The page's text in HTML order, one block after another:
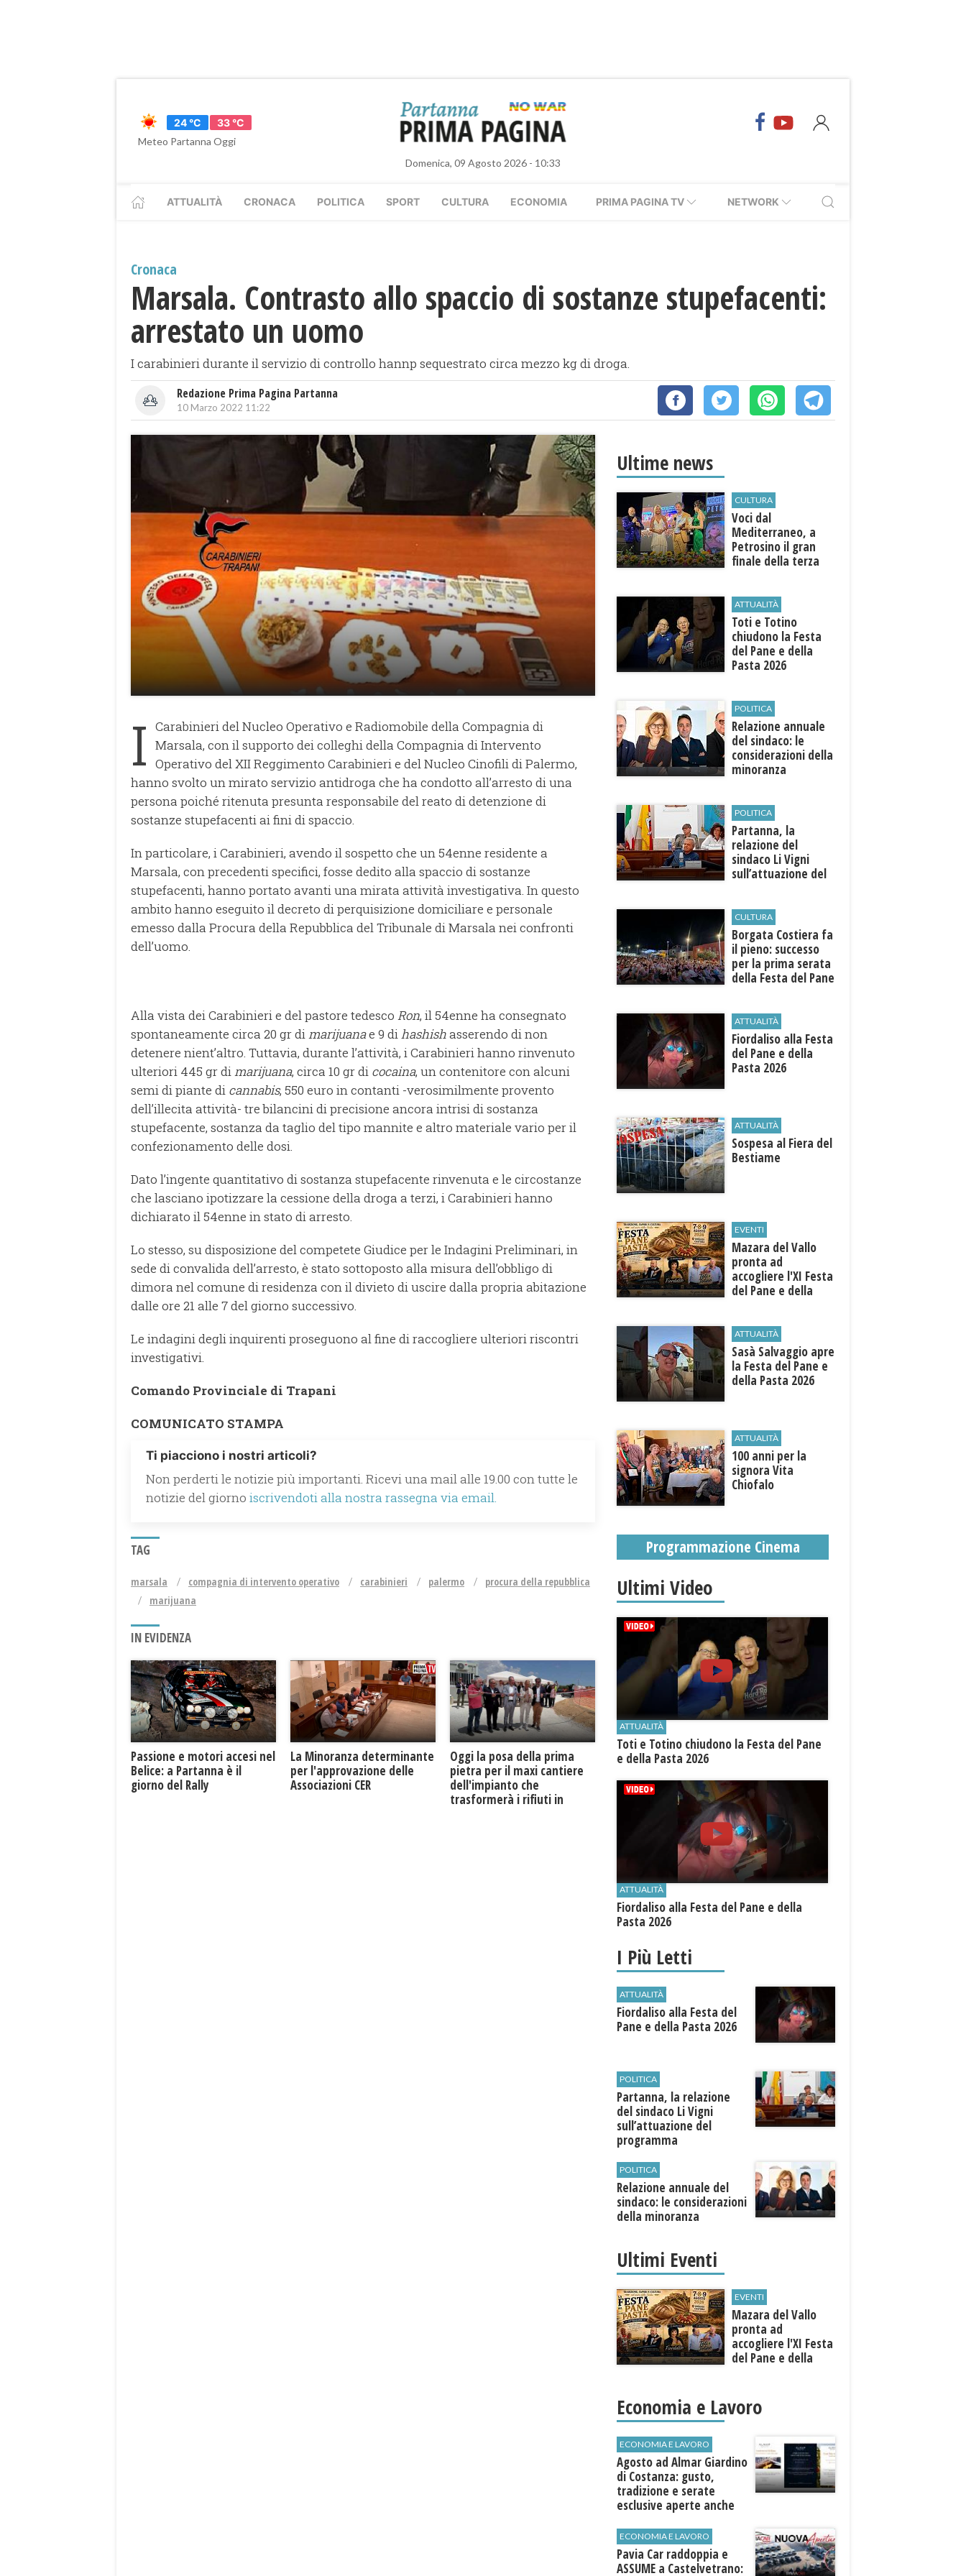
24 °C
33 °C
Meteo Partanna Oggi
Domenica, 09 Agosto 2026 - 10:33
ATTUALITÀ CRONACA POLITICA SPORT CULTURA ECONOMIA PRIMA PAGINA TV NETWORK
Cronaca
Marsala. Contrasto allo spaccio di sostanze stupefacenti:
arrestato un uomo
I carabinieri durante il servizio di controllo hannp sequestrato circa mezzo kg di droga.
Redazione Prima Pagina Partanna
10 Marzo 2022 11:22
I Carabinieri del Nucleo Operativo e Radiomobile della Compagnia di
Marsala, con il supporto dei colleghi della Compagnia di Intervento
Operativo del XII Reggimento Carabinieri e del Nucleo Cinofili di Palermo,
hanno svolto un mirato servizio antidroga che ha condotto all’arresto di una
persona poiché ritenuta presunta responsabile del reato di detenzione di
sostanze stupefacenti ai fini di spaccio.
In particolare, i Carabinieri, avendo il sospetto che un 54enne residente a
Marsala, con precedenti specifici, fosse dedito alla spaccio di sostanze
stupefacenti, hanno portato avanti una mirata attività investigativa. In questo
ambito hanno eseguito il decreto di perquisizione domiciliare e personale
emesso dalla Procura della Repubblica del Tribunale di Marsala nei confronti
dell’uomo.
Alla vista dei Carabinieri e del pastore tedesco Ron, il 54enne ha consegnato
spontaneamente circa 20 gr dimarijuanae 9 dihashishasserendo di non
detenere nient’altro. Tuttavia, durante l’attività, i Carabinieri hanno rinvenuto
ulteriori 445 gr dimarijuana, circa 10 gr di cocaina, un contenitore con alcuni
semi di piante di cannabis, 550 euro in contanti -verosimilmente provento
dell’illecita attività- tre bilancini di precisione ancora intrisi di sostanza
stupefacente, sostanza da taglio del tipo mannite e altro materiale vario per il
confezionamento delle dosi.
Dato l’ingente quantitativo di sostanza stupefacente rinvenuta e le circostanze
che lasciano ipotizzare la cessione della droga a terzi, i Carabinieri hanno
dichiarato il 54enne in stato di arresto.
Lo stesso, su disposizione del competete Giudice per le Indagini Preliminari, in
sede di convalida dell’arresto, è stato sottoposto alla misura dell’obbligo di
dimora nel comune di residenza con il divieto di uscire dalla propria abitazione
dalle ore 21 alle 7 del giorno successivo.
Le indagini degli inquirenti proseguono al fine di raccogliere ulteriori riscontri
investigativi.
Comando Provinciale di Trapani
COMUNICATO STAMPA
Ti piacciono i nostri articoli?
Non perderti le notizie più importanti. Ricevi una mail alle 19.00 con tutte le
notizie del giorno iscrivendoti alla nostra rassegna via email.
TAG
marsala compagnia di intervento operativo carabinieri palermo
procura della repubblica
marijuana
IN EVIDENZA
Passione e motori accesi nel
Belice: a Partanna è il
giorno del Rally
La Minoranza determinante
per l'approvazione delle
Associazioni CER
Oggi la posa della prima
pietra per il maxi cantiere
dell'impianto che
trasformerà i rifiuti in
Ultime news
CULTURA
Voci dal
Mediterraneo, a
Petrosino il gran
finale della terza
ATTUALITÀ
Toti e Totino
chiudono la Festa
del Pane e della
Pasta 2026
POLITICA
Relazione annuale
del sindaco: le
considerazioni della
minoranza
POLITICA
​Partanna, la
relazione del
sindaco Li Vigni
sull’attuazione del
CULTURA
​Borgata Costiera fa
il pieno: successo
per la prima serata
della Festa del Pane
ATTUALITÀ
Fiordaliso alla Festa
del Pane e della
Pasta 2026
ATTUALITÀ
Sospesa al Fiera del
Bestiame
EVENTI
Mazara del Vallo
pronta ad
accogliere l'XI Festa
del Pane e della
ATTUALITÀ
Sasà Salvaggio apre
la Festa del Pane e
della Pasta 2026
ATTUALITÀ
100 anni per la
signora Vita
Chiofalo
Programmazione Cinema
Ultimi Video
ATTUALITÀ
Toti e Totino chiudono la Festa del Pane
e della Pasta 2026
ATTUALITÀ
Fiordaliso alla Festa del Pane e della
Pasta 2026
I Più Letti
ATTUALITÀ
Fiordaliso alla Festa del
Pane e della Pasta 2026
POLITICA
​Partanna, la relazione
del sindaco Li Vigni
sull’attuazione del
programma
POLITICA
Relazione annuale del
sindaco: le considerazioni
della minoranza
Ultimi Eventi
EVENTI
Mazara del Vallo
pronta ad
accogliere l'XI Festa
del Pane e della
Economia e Lavoro
ECONOMIA E LAVORO
Agosto ad Almar Giardino
di Costanza: gusto,
tradizione e serate
esclusive aperte anche
ECONOMIA E LAVORO
Pavia Car raddoppia e
ASSUME a Castelvetrano: